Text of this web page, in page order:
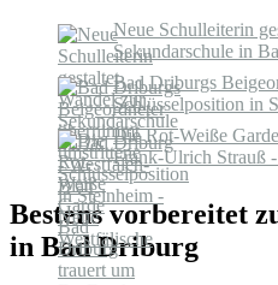
Neue Schulleiterin
Sekundarschule in
Bad Driburgs
Schlüsselposition in
Die Rot-Weiße
Frank-Ulrich Strauß
Bestens vorbereitet
in Bad Driburg